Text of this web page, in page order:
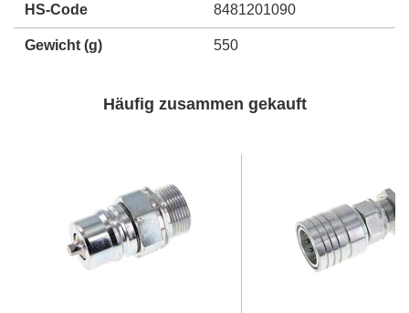
HS-Code 8481201090
Gewicht (g) 550
Häufig zusammen gekauft